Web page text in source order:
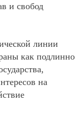
и свобод
линии
как подлинно
на